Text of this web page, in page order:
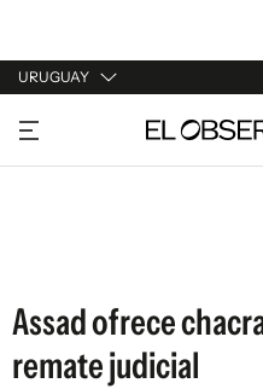
URUGUAY
URUGUAY
ARGENTINA
Assad ofrece
remate judicial